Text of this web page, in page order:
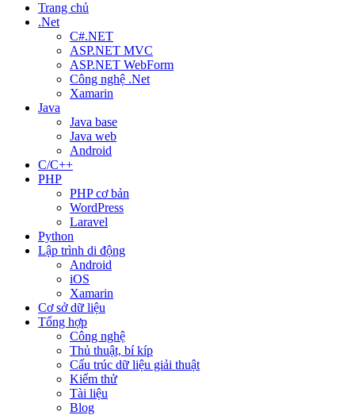
Trang chủ
.Net
C#.NET
ASP.NET MVC
ASP.NET WebForm
Công nghệ .Net
Xamarin
Java
Java base
Java web
Android
C/C++
PHP
PHP cơ bản
WordPress
Laravel
Python
Lập trình di động
Android
iOS
Xamarin
Cơ sở dữ liệu
Tổng hợp
Công nghệ
Thủ thuật, bí kíp
Cấu trúc dữ liệu giải thuật
Kiểm thử
Tài liệu
Blog